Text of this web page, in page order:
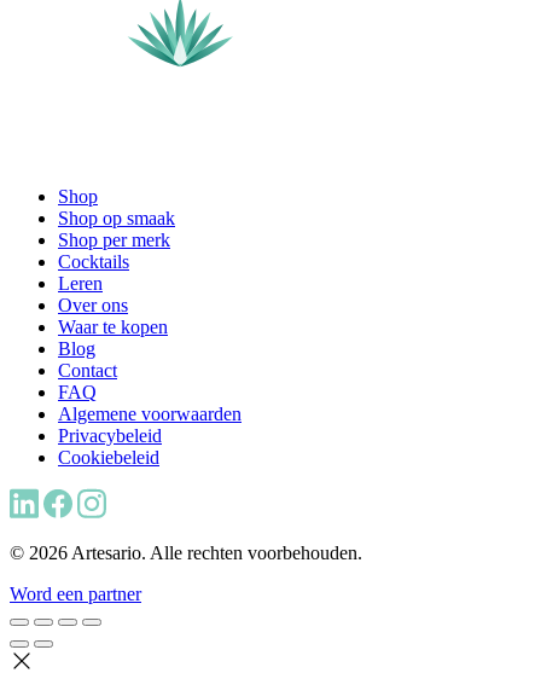
Shop
Shop op smaak
Shop per merk
Cocktails
Leren
Over ons
Waar te kopen
Blog
Contact
FAQ
Algemene voorwaarden
Privacybeleid
Cookiebeleid
© 2026 Artesario. Alle rechten voorbehouden.
Word een partner